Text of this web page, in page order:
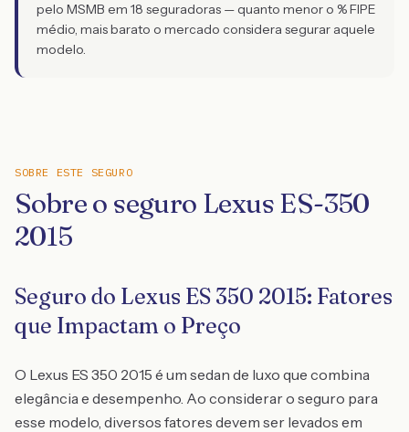
pelo MSMB em 18 seguradoras — quanto menor o % FIPE
médio, mais barato o mercado considera segurar aquele
modelo.
SOBRE ESTE SEGURO
Sobre o seguro Lexus ES-350
2015
Seguro do Lexus ES 350 2015: Fatores
que Impactam o Preço
O Lexus ES 350 2015 é um sedan de luxo que combina
elegância e desempenho. Ao considerar o seguro para
esse modelo, diversos fatores devem ser levados em